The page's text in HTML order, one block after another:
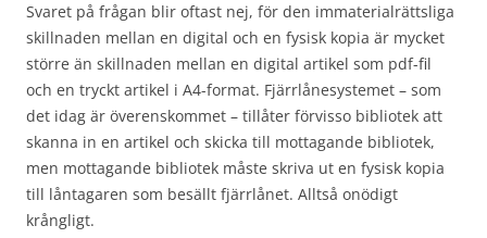
Svaret på frågan blir oftast nej, för den immaterialrättsliga
skillnaden mellan en digital och en fysisk kopia är mycket
större än skillnaden mellan en digital artikel som pdf-fil
och en tryckt artikel i A4-format. Fjärrlånesystemet – som
det idag är överenskommet – tillåter förvisso bibliotek att
skanna in en artikel och skicka till mottagande bibliotek,
men mottagande bibliotek måste skriva ut en fysisk kopia
till låntagaren som besällt fjärrlånet. Alltså onödigt
krångligt.